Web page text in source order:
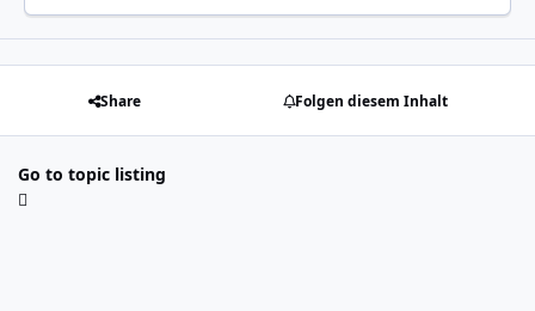
Share Folgen diesem Inhalt
Go to topic listing